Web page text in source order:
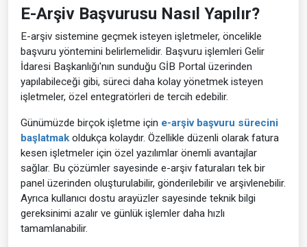
E-Arşiv Başvurusu Nasıl Yapılır?
E-arşiv sistemine geçmek isteyen işletmeler, öncelikle
başvuru yöntemini belirlemelidir. Başvuru işlemleri Gelir
İdaresi Başkanlığı'nın sunduğu GİB Portal üzerinden
yapılabileceği gibi, süreci daha kolay yönetmek isteyen
işletmeler, özel entegratörleri de tercih edebilir.
Günümüzde birçok işletme için e-arşiv başvuru sürecini
başlatmak oldukça kolaydır. Özellikle düzenli olarak fatura
kesen işletmeler için özel yazılımlar önemli avantajlar
sağlar. Bu çözümler sayesinde e-arşiv faturaları tek bir
panel üzerinden oluşturulabilir, gönderilebilir ve arşivlenebilir.
Ayrıca kullanıcı dostu arayüzler sayesinde teknik bilgi
gereksinimi azalır ve günlük işlemler daha hızlı
tamamlanabilir.